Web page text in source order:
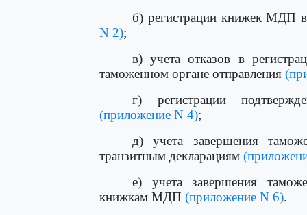
б) регистрации книжек МДП
N 2);
в) учета отказов в
таможенном органе отправления
г) регистрации
(приложение N 4);
д) учета завершения
транзитным декларациям
е) учета завершения
книжкам МДП (приложение N 6).